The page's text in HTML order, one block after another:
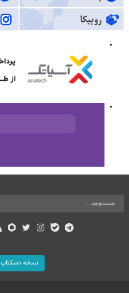
نسخه دسکتاپ